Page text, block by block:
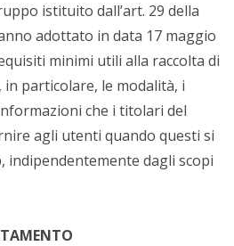
istituito dall’art. 29 della
adottato in data 17 maggio
minimi utili alla raccolta di
particolare, le modalità, i
che i titolari del
agli utenti quando questi si
indipendentemente dagli scopi